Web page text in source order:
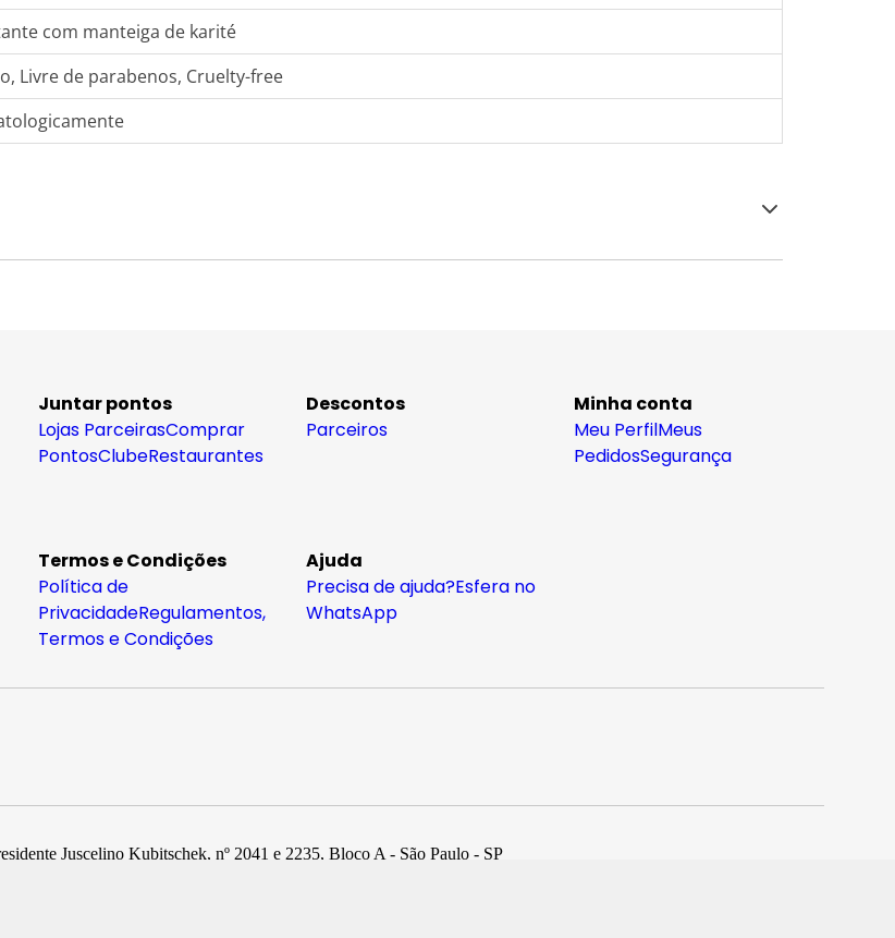
com manteiga de karité
Livre de parabenos, Cruelty-free
Juntar pontos
Lojas ParceirasComprar
PontosClubeRestaurantes
Descontos
Parceiros
Minha conta
Meu PerfilMeus
PedidosSegurança
Termos e Condições
Política de
PrivacidadeRegulamentos,
Termos e Condições
Ajuda
Precisa de ajuda?Esfera no
WhatsApp
Juscelino Kubitschek, nº 2041 e 2235, Bloco A - São Paulo - SP